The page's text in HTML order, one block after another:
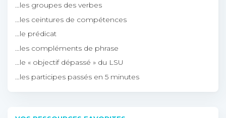
…les groupes des verbes
…les ceintures de compétences
…le prédicat
…les compléments de phrase
…le « objectif dépassé » du LSU
…les participes passés en 5 minutes